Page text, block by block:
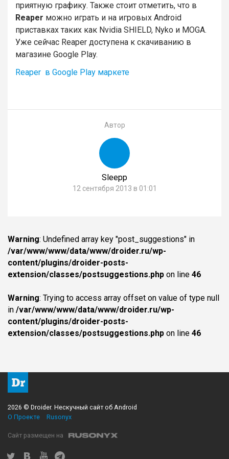
приятную графику. Также стоит отметить, что в
Reaper можно играть и на игровых Android
приставках таких как Nvidia SHIELD, Nyko и MOGA.
Уже сейчас Reaper доступена к скачиванию в
магазине Google Play.
Reaper в Google Play маркете
Автор
Sleepp
12 сентября 2013 в 01:01
Warning: Undefined array key "post_suggestions" in
/var/www/www/data/www/droider.ru/wp-
content/plugins/droider-posts-
extension/classes/postsuggestions.php on line 46
Warning: Trying to access array offset on value of type null
in /var/www/www/data/www/droider.ru/wp-
content/plugins/droider-posts-
extension/classes/postsuggestions.php on line 46
2026 © Droider. Нескучный сайт об Android
О Проекте
Rusonyx
Сайт размещен на